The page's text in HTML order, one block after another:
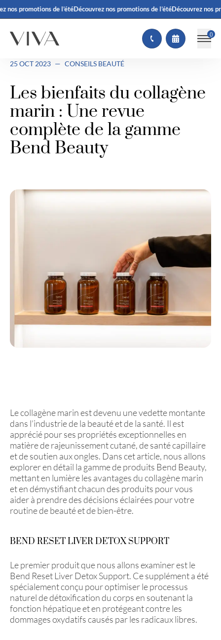
nos promotions de l’étéDécouvrez nos promotions de l’étéDécouvrez nos
()
25 OCT 2023 — CONSEILS BEAUTÉ
Les bienfaits du collagène
marin : Une revue
complète de la gamme
Bend Beauty
Le collagène marin est devenu une vedette montante
dans l’industrie de la beauté et de la santé. Il est
apprécié pour ses propriétés exceptionnelles en
matière de rajeunissement cutané, de santé capillaire
et de soutien aux ongles. Dans cet article, nous allons
explorer en détail la gamme de produits Bend Beauty,
mettant en lumière les avantages du collagène marin
et en démystifiant chacun des produits pour vous
aider à prendre des décisions éclairées pour votre
routine de beauté et de bien-être.
BEND RESET LIVER DETOX SUPPORT
Le premier produit que nous allons examiner est le
Bend Reset Liver Detox Support. Ce supplément a été
spécialement conçu pour optimiser le processus
naturel de détoxification du corps en soutenant la
fonction hépatique et en protégeant contre les
dommages oxydatifs causés par les radicaux libres.